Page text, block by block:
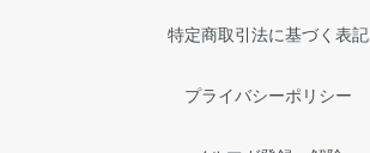
特定商取引法に基づく表記
プライバシーポリシー